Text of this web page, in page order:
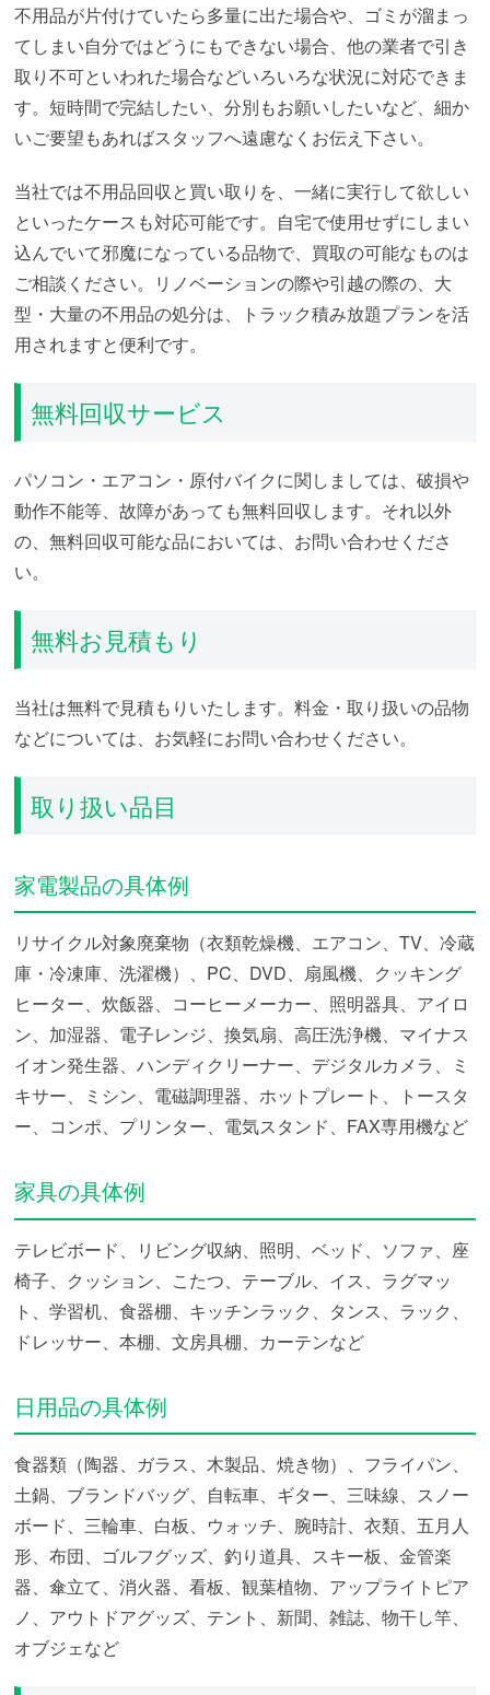
不用品が片付けていたら多量に出た場合や、ゴミが溜まっ
てしまい自分ではどうにもできない場合、他の業者で引き
取り不可といわれた場合などいろいろな状況に対応できま
す。短時間で完結したい、分別もお願いしたいなど、細か
いご要望もあればスタッフへ遠慮なくお伝え下さい。
当社では不用品回収と買い取りを、一緒に実行して欲しい
といったケースも対応可能です。自宅で使用せずにしまい
込んでいて邪魔になっている品物で、買取の可能なものは
ご相談ください。リノベーションの際や引越の際の、大
型・大量の不用品の処分は、トラック積み放題プランを活
用されますと便利です。
無料回収サービス
パソコン・エアコン・原付バイクに関しましては、破損や
動作不能等、故障があっても無料回収します。それ以外
の、無料回収可能な品においては、お問い合わせくださ
い。
無料お見積もり
当社は無料で見積もりいたします。料金・取り扱いの品物
などについては、お気軽にお問い合わせください。
取り扱い品目
家電製品の具体例
リサイクル対象廃棄物（衣類乾燥機、エアコン、TV、冷蔵
庫・冷凍庫、洗濯機）、PC、DVD、扇風機、クッキング
ヒーター、炊飯器、コーヒーメーカー、照明器具、アイロ
ン、加湿器、電子レンジ、換気扇、高圧洗浄機、マイナス
イオン発生器、ハンディクリーナー、デジタルカメラ、ミ
キサー、ミシン、電磁調理器、ホットプレート、トースタ
ー、コンポ、プリンター、電気スタンド、FAX専用機など
家具の具体例
テレビボード、リビング収納、照明、ベッド、ソファ、座
椅子、クッション、こたつ、テーブル、イス、ラグマッ
ト、学習机、食器棚、キッチンラック、タンス、ラック、
ドレッサー、本棚、文房具棚、カーテンなど
日用品の具体例
食器類（陶器、ガラス、木製品、焼き物）、フライパン、
土鍋、ブランドバッグ、自転車、ギター、三味線、スノー
ボード、三輪車、白板、ウォッチ、腕時計、衣類、五月人
形、布団、ゴルフグッズ、釣り道具、スキー板、金管楽
器、傘立て、消火器、看板、観葉植物、アップライトピア
ノ、アウトドアグッズ、テント、新聞、雑誌、物干し竿、
オブジェなど